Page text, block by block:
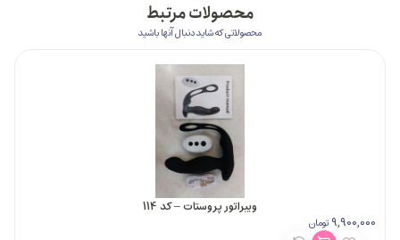
محصولات مرتبط
محصولاتی که شاید دنبال آنها باشید
ویبراتور پروستات – کد 114